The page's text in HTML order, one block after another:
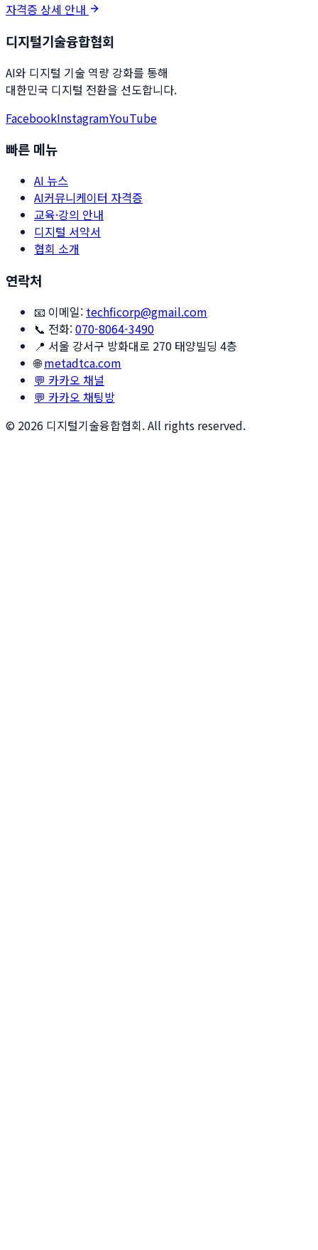
자격증 상세 안내
디지털기술융합협회
AI와 디지털 기술 역량 강화를 통해
대한민국 디지털 전환을 선도합니다.
FacebookInstagramYouTube
빠른 메뉴
AI 뉴스
AI커뮤니케이터 자격증
교육·강의 안내
디지털 서약서
협회 소개
연락처
📧 이메일: techficorp@gmail.com
📞 전화:070-8064-3490
📍 서울 강서구 방화대로 270 태양빌딩 4층
🌐metadtca.com
💬 카카오 채널
💬 카카오 채팅방
© 2026 디지털기술융합협회. All rights reserved.